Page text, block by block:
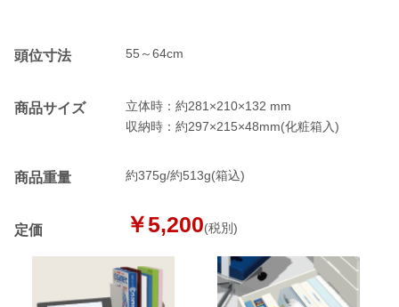
頭位寸法 55～64cm
商品サイズ
立体時：約281×210×132 mm
収納時：約297×215×48mm(化粧箱入)
商品重量 約375g/約513g(箱込)
定価 ￥5,200(税別)